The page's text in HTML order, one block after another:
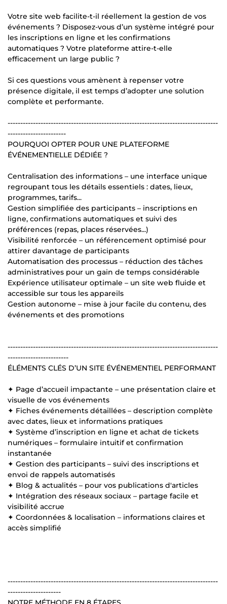
Votre site web facilite-t-il réellement la gestion de vos
événements ? Disposez-vous d’un système intégré pour
les inscriptions en ligne et les confirmations
automatiques ? Votre plateforme attire-t-elle
efficacement un large public ?
Si ces questions vous amènent à repenser votre
présence digitale, il est temps d’adopter une solution
complète et performante.
-----------------------------------------------------------------------------------
-----------------------
POURQUOI OPTER POUR UNE PLATEFORME
ÉVÉNEMENTIELLE DÉDIÉE ?
Centralisation des informations – une interface unique
regroupant tous les détails essentiels : dates, lieux,
programmes, tarifs...
Gestion simplifiée des participants – inscriptions en
ligne, confirmations automatiques et suivi des
préférences (repas, places réservées...)
Visibilité renforcée – un référencement optimisé pour
attirer davantage de participants
Automatisation des processus – réduction des tâches
administratives pour un gain de temps considérable
Expérience utilisateur optimale – un site web fluide et
accessible sur tous les appareils
Gestion autonome – mise à jour facile du contenu, des
événements et des promotions
-----------------------------------------------------------------------------------
------------------------
ÉLÉMENTS CLÉS D’UN SITE ÉVÉNEMENTIEL PERFORMANT
✦ Page d’accueil impactante – une présentation claire et
visuelle de vos événements
✦ Fiches événements détaillées – description complète
avec dates, lieux et informations pratiques
✦ Système d’inscription en ligne et achat de tickets
numériques – formulaire intuitif et confirmation
instantanée
✦ Gestion des participants – suivi des inscriptions et
envoi de rappels automatisés
✦ Blog & actualités – pour vos publications d'articles
✦ Intégration des réseaux sociaux – partage facile et
visibilité accrue
✦ Coordonnées & localisation – informations claires et
accès simplifié
-----------------------------------------------------------------------------------
---------------------